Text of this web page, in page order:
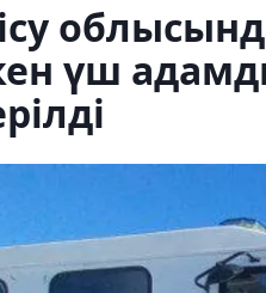
үш